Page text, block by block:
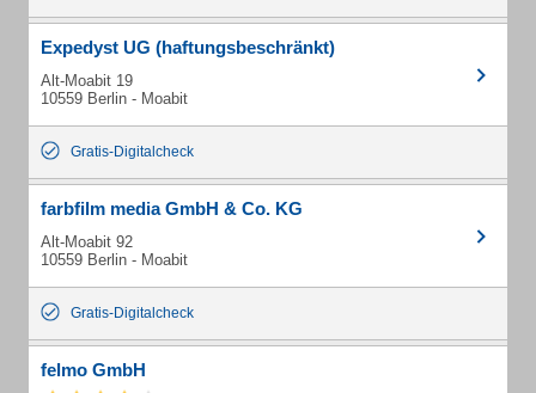
Expedyst UG (haftungsbeschränkt)
Alt-Moabit 19
10559 Berlin - Moabit
Gratis-Digitalcheck
farbfilm media GmbH & Co. KG
Alt-Moabit 92
10559 Berlin - Moabit
Gratis-Digitalcheck
felmo GmbH